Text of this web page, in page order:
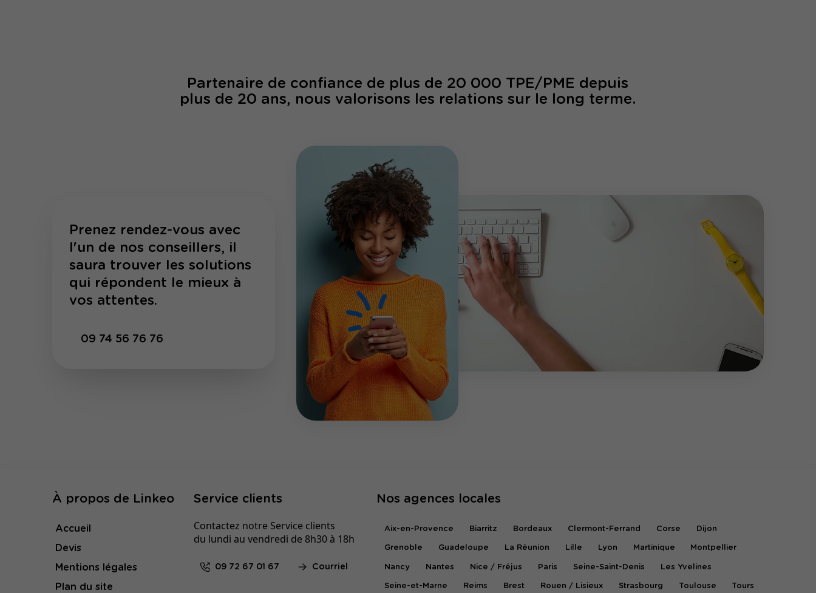
Partenaire de confiance de plus de 20 000 TPE/PME depuis
plus de 20 ans, nous valorisons les relations sur le long terme.
Prenez rendez-vous avec
l'un de nos conseillers, il
saura trouver les solutions
qui répondent le mieux à
vos attentes.
09 74 56 76 76
À propos de Linkeo
Accueil
Devis
Mentions légales
Plan du site
Service clients
Contactez notre Service clients
du lundi au vendredi de 8h30 à 18h
09 72 67 01 67 Courriel
Nos agences locales
Aix-en-Provence Biarritz Bordeaux Clermont-Ferrand Corse Dijon
Grenoble Guadeloupe La Réunion Lille Lyon Martinique Montpellier
Nancy Nantes Nice / Fréjus Paris Seine-Saint-Denis Les Yvelines
Seine-et-Marne Reims Brest Rouen / Lisieux Strasbourg Toulouse Tours